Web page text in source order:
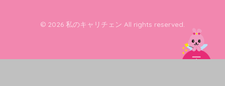
© 2026 私のキャリチェン All rights reserved.